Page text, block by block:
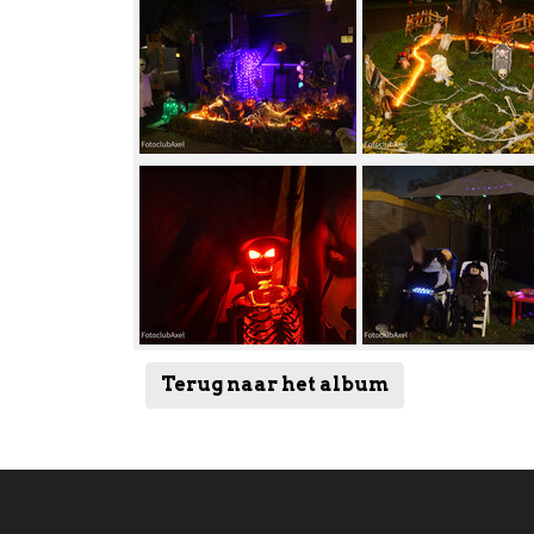
Terug naar het album